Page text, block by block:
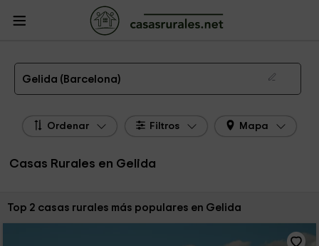
Casas Rurales
Barcelona
Casas Rurales Gelida
Las 2 mejores casas rurales en Gelida de 2026
Gelida (Barcelona)
Ordenar Filtros Mapa
Casas Rurales en Gelida
Ordenar por:
Top 2 casas rurales más populares en Gelida